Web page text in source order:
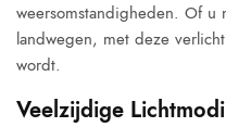
weersomstandigheden. Of
landwegen, met deze
wordt.
Veelzijdige Lichtmodi